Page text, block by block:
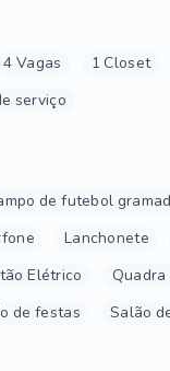
4 Vagas 1 Closet
serviço
de futebol
Lanchonete
Elétrico Quadra
de festas Salão